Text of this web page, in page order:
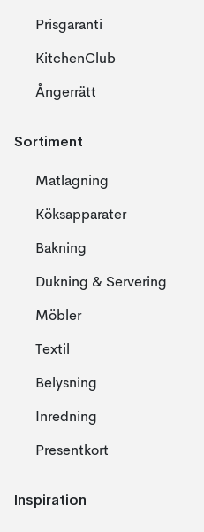
Prisgaranti
KitchenClub
Ångerrätt
Sortiment
Matlagning
Köksapparater
Bakning
Dukning & Servering
Möbler
Textil
Belysning
Inredning
Presentkort
Inspiration